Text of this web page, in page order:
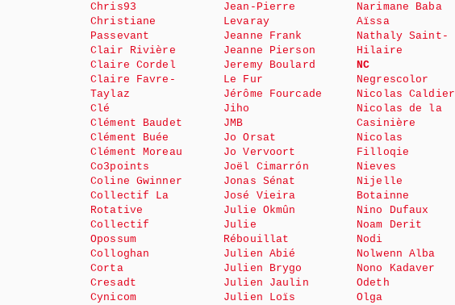
Chris93
Christiane
Passevant
Clair Rivière
Claire Cordel
Claire Favre-
Taylaz
Clé
Clément Baudet
Clément Buée
Clément Moreau
Co3points
Coline Gwinner
Collectif La
Rotative
Collectif
Opossum
Colloghan
Corta
Cresadt
Cynicom
Jean-Pierre
Levaray
Jeanne Frank
Jeanne Pierson
Jeremy Boulard
Le Fur
Jérôme Fourcade
Jiho
JMB
Jo Orsat
Jo Vervoort
Joël Cimarrón
Jonas Sénat
José Vieira
Julie Okmûn
Julie
Rébouillat
Julien Abié
Julien Brygo
Julien Jaulin
Julien Loïs
Narimane Baba
Aïssa
Nathaly Saint-
Hilaire
NC
Negrescolor
Nicolas Caldier
Nicolas de la
Casinière
Nicolas
Filloqie
Nieves
Nijelle
Botainne
Nino Dufaux
Noam Derit
Nodi
Nolwenn Alba
Nono Kadaver
Odeth
Olga